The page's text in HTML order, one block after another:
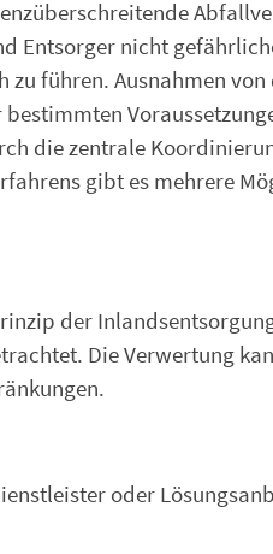
Entsorger nicht
führen. Ausnahmen von
die zentrale
gibt es mehrere
der
Die Verwertung
oder